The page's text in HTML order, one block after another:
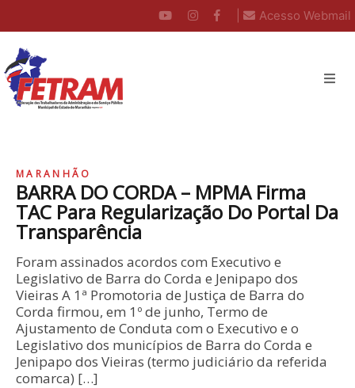
Acesso Webmail
MARANHÃO
BARRA DO CORDA – MPMA Firma
TAC Para Regularização Do Portal Da
Transparência
Foram assinados acordos com Executivo e
Legislativo de Barra do Corda e Jenipapo dos
Vieiras A 1ª Promotoria de Justiça de Barra do
Corda firmou, em 1º de junho, Termo de
Ajustamento de Conduta com o Executivo e o
Legislativo dos municípios de Barra do Corda e
Jenipapo dos Vieiras (termo judiciário da referida
comarca) […]